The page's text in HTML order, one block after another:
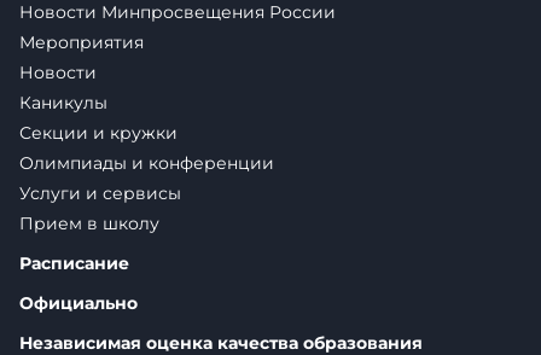
Новости Минпросвещения России
Мероприятия
Новости
Каникулы
Секции и кружки
Олимпиады и конференции
Услуги и сервисы
Прием в школу
Расписание
Официально
Независимая оценка качества образования